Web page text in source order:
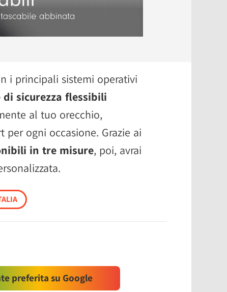
i principali sistemi operativi
di sicurezza flessibili
al tuo orecchio,
ogni occasione. Grazie ai
in tre misure, poi, avrai
preferita su Google